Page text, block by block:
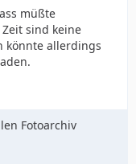
müßte
sind keine
könnte allerdings
Fotoarchiv